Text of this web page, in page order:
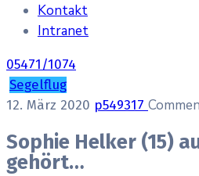
Kontakt
Intranet
05471/1074
Segelflug
12. März 2020 p549317
Sophie Helker (15)
gehört…